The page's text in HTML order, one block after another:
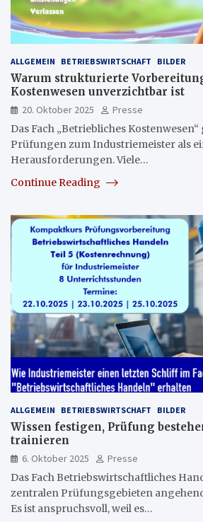
ALLGEMEIN BETRIEBSWIRTSCHAFT BILDER
Warum strukturierte
Kostenwesen unverzichtbar ist
20. Oktober 2025
Presse
Das Fach „Betriebliches
Prüfungen zum Industriemeister als
Herausforderungen. Viele…
Continue Reading
ALLGEMEIN BETRIEBSWIRTSCHAFT BILDER
Wissen festigen, Prüfung
trainieren
6. Oktober 2025
Presse
Das Fach Betriebswirtschaftliches
zentralen Prüfungsgebieten
Es ist anspruchsvoll, weil es…